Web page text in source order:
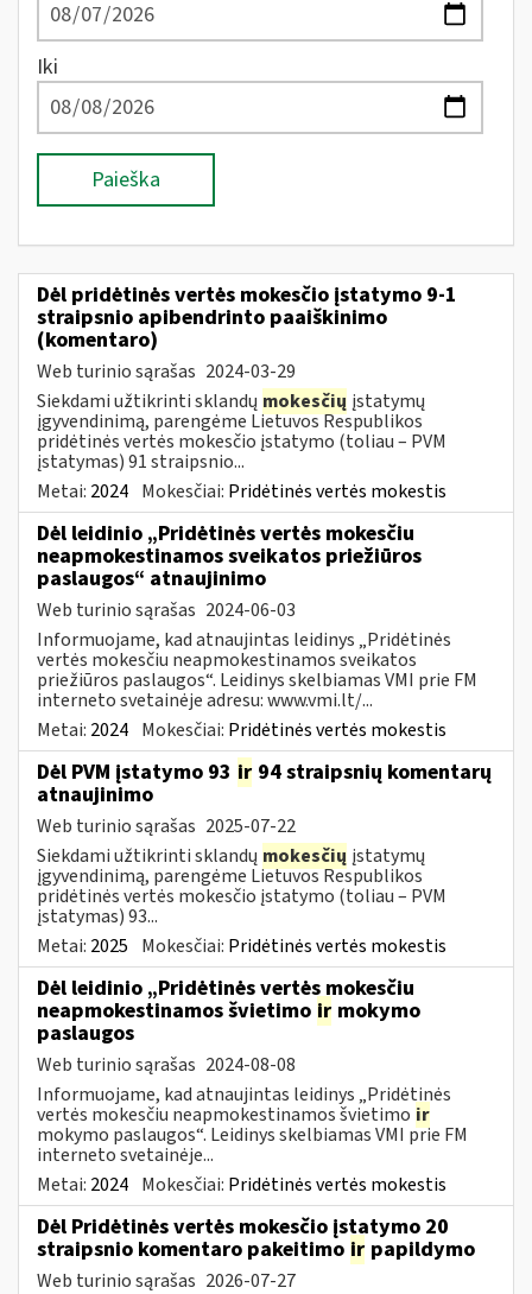
Iki
Paieška
Dėl pridėtinės vertės mokesčio įstatymo 9-1
straipsnio apibendrinto paaiškinimo
(komentaro)
Web turinio sąrašas 2024-03-29
Siekdami užtikrinti sklandų mokesčių įstatymų
įgyvendinimą, parengėme Lietuvos Respublikos
pridėtinės vertės mokesčio įstatymo (toliau – PVM
įstatymas) 91 straipsnio...
Metai: 2024 Mokesčiai: Pridėtinės vertės mokestis
Dėl leidinio „Pridėtinės vertės mokesčiu
neapmokestinamos sveikatos priežiūros
paslaugos“ atnaujinimo
Web turinio sąrašas 2024-06-03
Informuojame, kad atnaujintas leidinys „Pridėtinės
vertės mokesčiu neapmokestinamos sveikatos
priežiūros paslaugos“. Leidinys skelbiamas VMI prie FM
interneto svetainėje adresu: www.vmi.lt/...
Metai: 2024 Mokesčiai: Pridėtinės vertės mokestis
Dėl PVM įstatymo 93 ir 94 straipsnių komentarų
atnaujinimo
Web turinio sąrašas 2025-07-22
Siekdami užtikrinti sklandų mokesčių įstatymų
įgyvendinimą, parengėme Lietuvos Respublikos
pridėtinės vertės mokesčio įstatymo (toliau – PVM
įstatymas) 93...
Metai: 2025 Mokesčiai: Pridėtinės vertės mokestis
Dėl leidinio „Pridėtinės vertės mokesčiu
neapmokestinamos švietimo ir mokymo
paslaugos
Web turinio sąrašas 2024-08-08
Informuojame, kad atnaujintas leidinys „Pridėtinės
vertės mokesčiu neapmokestinamos švietimo ir
mokymo paslaugos“. Leidinys skelbiamas VMI prie FM
interneto svetainėje...
Metai: 2024 Mokesčiai: Pridėtinės vertės mokestis
Dėl Pridėtinės vertės mokesčio įstatymo 20
straipsnio komentaro pakeitimo ir papildymo
Web turinio sąrašas 2026-07-27